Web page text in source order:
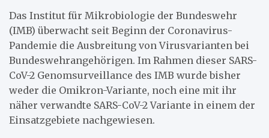
Das Institut für Mikrobiologie der Bundeswehr
(IMB) überwacht seit Beginn der Coronavirus-
Pandemie die Ausbreitung von Virusvarianten bei
Bundeswehrangehörigen. Im Rahmen dieser SARS-
CoV-2 Genomsurveillance des IMB wurde bisher
weder die Omikron-Variante, noch eine mit ihr
näher verwandte SARS-CoV-2 Variante in einem der
Einsatzgebiete nachgewiesen.